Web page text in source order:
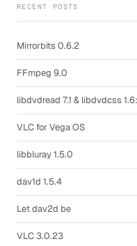
RECENT POSTS
Mirrorbits 0.6.2
FFmpeg 9.0
libdvdread 7.1 & libdvdcss
VLC for Vega OS
libbluray 1.5.0
dav1d 1.5.4
Let dav2d be
VLC 3.0.23